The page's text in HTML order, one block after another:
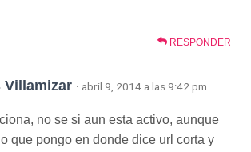
RESPONDER
Villamizar · abril 9, 2014 a las 9:42 pm
no se si aun esta activo, aunque
que pongo en donde dice url corta y